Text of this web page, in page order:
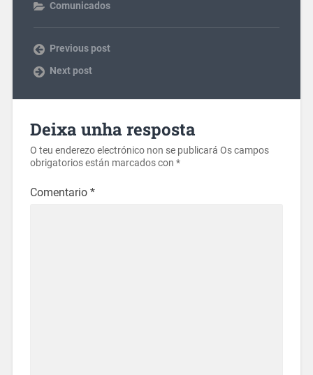
Comunicados
Previous post
Next post
Deixa unha resposta
O teu enderezo electrónico non se publicará Os campos
obrigatorios están marcados con *
Comentario *